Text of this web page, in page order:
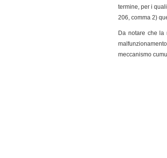
termine, per i
206, comma 2)
Da notare che la
meccanismo